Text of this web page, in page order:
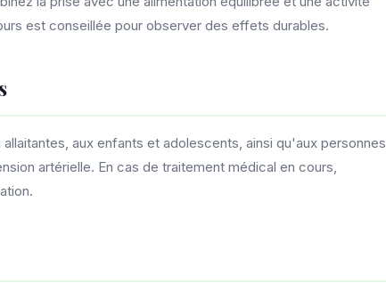
est conseillée pour observer des effets durables.
aux enfants et adolescents, ainsi qu'aux personnes
artérielle. En cas de traitement médical en cours,